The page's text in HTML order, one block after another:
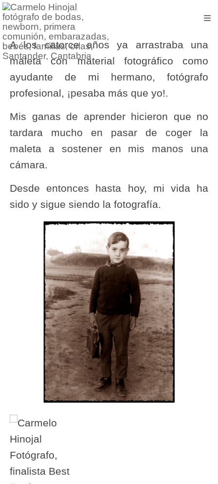
A los catorce años ya arrastraba una
maleta con material fotográfico como
ayudante de mi hermano, fotógrafo
profesional, ¡pesaba más que yo!.
Mis ganas de aprender hicieron que no
tardara mucho en pasar de coger la
maleta a sostener en mis manos una
cámara.
Desde entonces hasta hoy, mi vida ha
sido y sigue siendo la fotografía.